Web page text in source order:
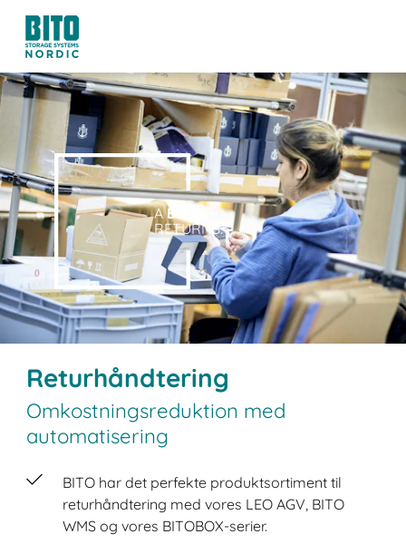
ABIT O F
RETURNS.
Returhåndtering
Omkostningsreduktion med
automatisering
BITO har det perfekte produktsortiment til
returhåndtering med vores LEO AGV, BITO
WMS og vores BITOBOX-serier.